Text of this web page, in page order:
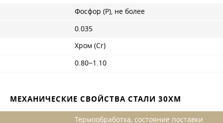
Фосфор (P), не более
0.035
Хром (Cr)
0.80−1.10
МЕХАНИЧЕСКИЕ СВОЙСТВА СТАЛИ 30ХМ
Термообработка, состояние поставки